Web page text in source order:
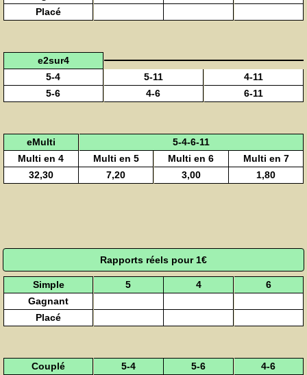
Placé
e2sur4
5-4
5-11
4-11
5-6
4-6 6-11
eMulti
5-4-6-11
Multi en 4
Multi en 5 Multi en 6
Multi en 7
32,30
7,20 3,00 1,80
Rapports réels pour 1€
Simple 5 4
6
Gagnant
Placé
Couplé 5-4 5-6 4-6